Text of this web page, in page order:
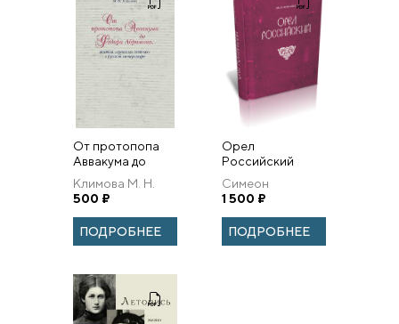
От протопопа
Аввакума до
Федора
Абрамова:
Жития «грешных
святых» в
русской
Климова М. Н.
500 ₽
ПОДРОБНЕЕ
Орел
Российский
Симеон
Полоцкий.
1 500 ₽
ПОДРОБНЕЕ